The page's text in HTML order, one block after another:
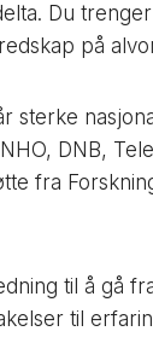
Du
på
sterke
DNB,
fra
til å gå
til